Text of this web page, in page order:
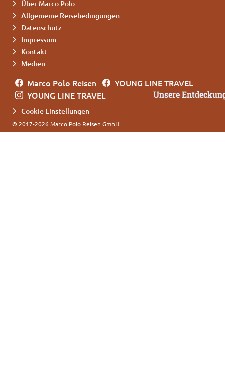
Über Marco Polo
Allgemeine Reisebedingungen
Datenschutz
Impressum
Kontakt
Medien
Marco Polo Reisen
YOUNG LINE TRAVEL
YOUNG LINE TRAVEL
Unsere
© 2017-2026 Marco Polo Reisen GmbH
Cookie Einstellungen